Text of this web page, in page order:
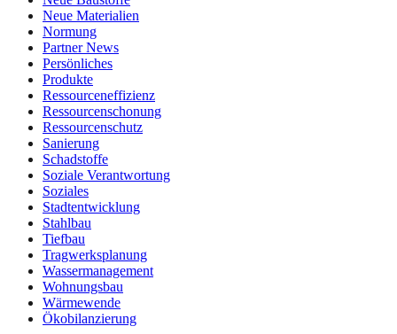
Neue Materialien
Normung
Partner News
Persönliches
Produkte
Ressourceneffizienz
Ressourcenschonung
Ressourcenschutz
Sanierung
Schadstoffe
Soziale Verantwortung
Soziales
Stadtentwicklung
Stahlbau
Tiefbau
Tragwerksplanung
Wassermanagement
Wohnungsbau
Wärmewende
Ökobilanzierung